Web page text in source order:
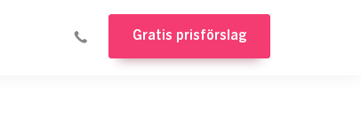
Gratis prisförslag